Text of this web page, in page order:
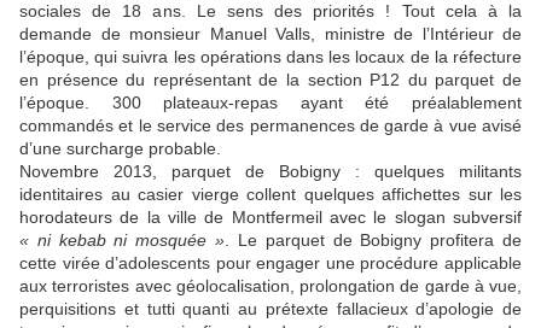
sociales de 18 ans. Le sens des priorités ! Tout cela à la
demande de monsieur Manuel Valls, ministre de l’Intérieur de
l’époque, qui suivra les opérations dans les locaux de la réfecture
en présence du représentant de la section P12 du parquet de
l’époque. 300 plateaux-repas ayant été préalablement
commandés et le service des permanences de garde à vue avisé
d’une surcharge probable.
Novembre 2013, parquet de Bobigny : quelques militants
identitaires au casier vierge collent quelques affichettes sur les
horodateurs de la ville de Montfermeil avec le slogan subversif
« ni kebab ni mosquée » . Le parquet de Bobigny profitera de
cette virée d’adolescents pour engager une procédure applicable
aux terroristes avec géolocalisation, prolongation de garde à vue,
perquisitions et tutti quanti au prétexte fallacieux d’apologie de